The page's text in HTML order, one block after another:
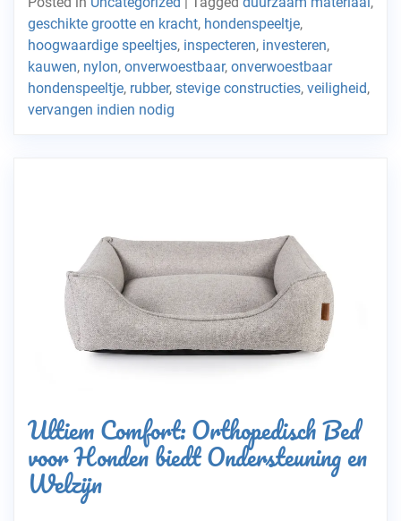
geschikte grootte en kracht, hondenspeeltje,
hoogwaardige speeltjes, inspecteren, investeren,
kauwen, nylon, onverwoestbaar, onverwoestbaar
hondenspeeltje, rubber, stevige constructies, veiligheid,
vervangen indien nodig
Ultiem Comfort: Orthopedisch Bed
voor Honden biedt Ondersteuning en
Welzijn